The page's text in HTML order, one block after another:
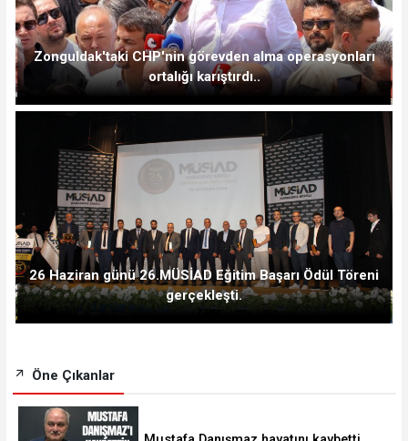
Zonguldak'taki CHP'nin görevden alma operasyonları
ortalığı karıştırdı..
26 Haziran günü 26.MÜSİAD Eğitim Başarı Ödül Töreni
gerçekleşti.
Öne Çıkanlar